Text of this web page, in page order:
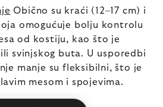
Obično su kraći (12–17 cm) i
omogućuje bolju kontrolu
od kostiju, kao što je
svinjskog buta. U usporedbi
manje su fleksibilni, što je
mesom i spojevima.